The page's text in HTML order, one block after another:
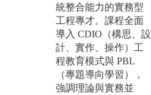
統整合能力的實務型
工程專才。課程全面
導入 CDIO（構思、設
計、實作、操作）工
程教育模式與 PBL
（專題導向學習），
強調理論與實務並